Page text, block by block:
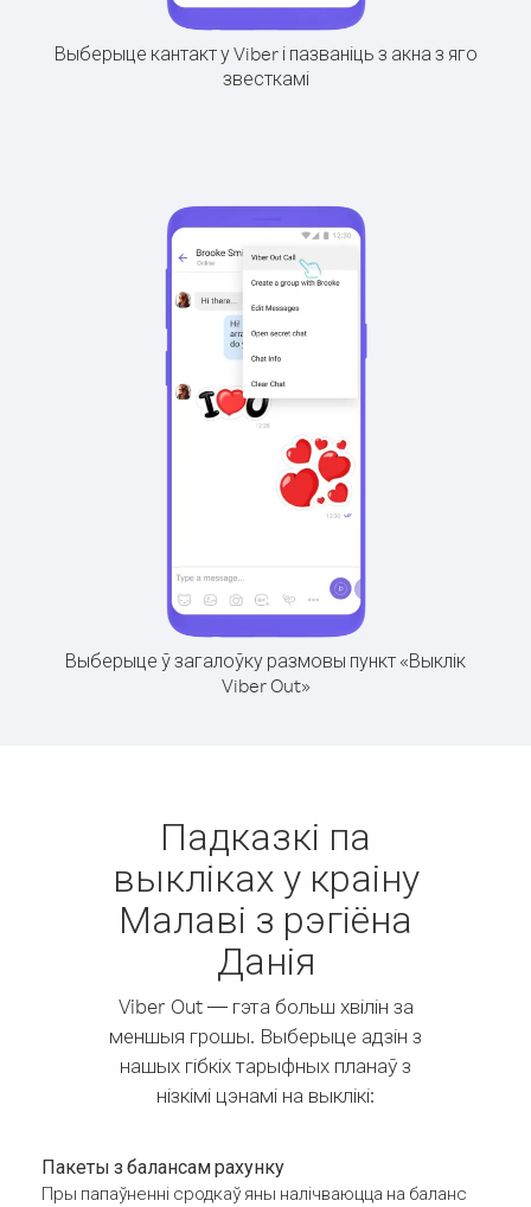
Выберыце кантакт у Viber і пазваніць з акна з яго
звесткамі
Выберыце ў загалоўку размовы пункт «Выклік
Viber Out»
Падказкі па
выкліках у краіну
Малаві з рэгіёна
Данія
Viber Out — гэта больш хвілін за
меншыя грошы. Выберыце адзін з
нашых гібкіх тарыфных планаў з
нізкімі цэнамі на выклікі:
Пакеты з балансам рахунку
Пры папаўненні сродкаў яны налічваюцца на баланс